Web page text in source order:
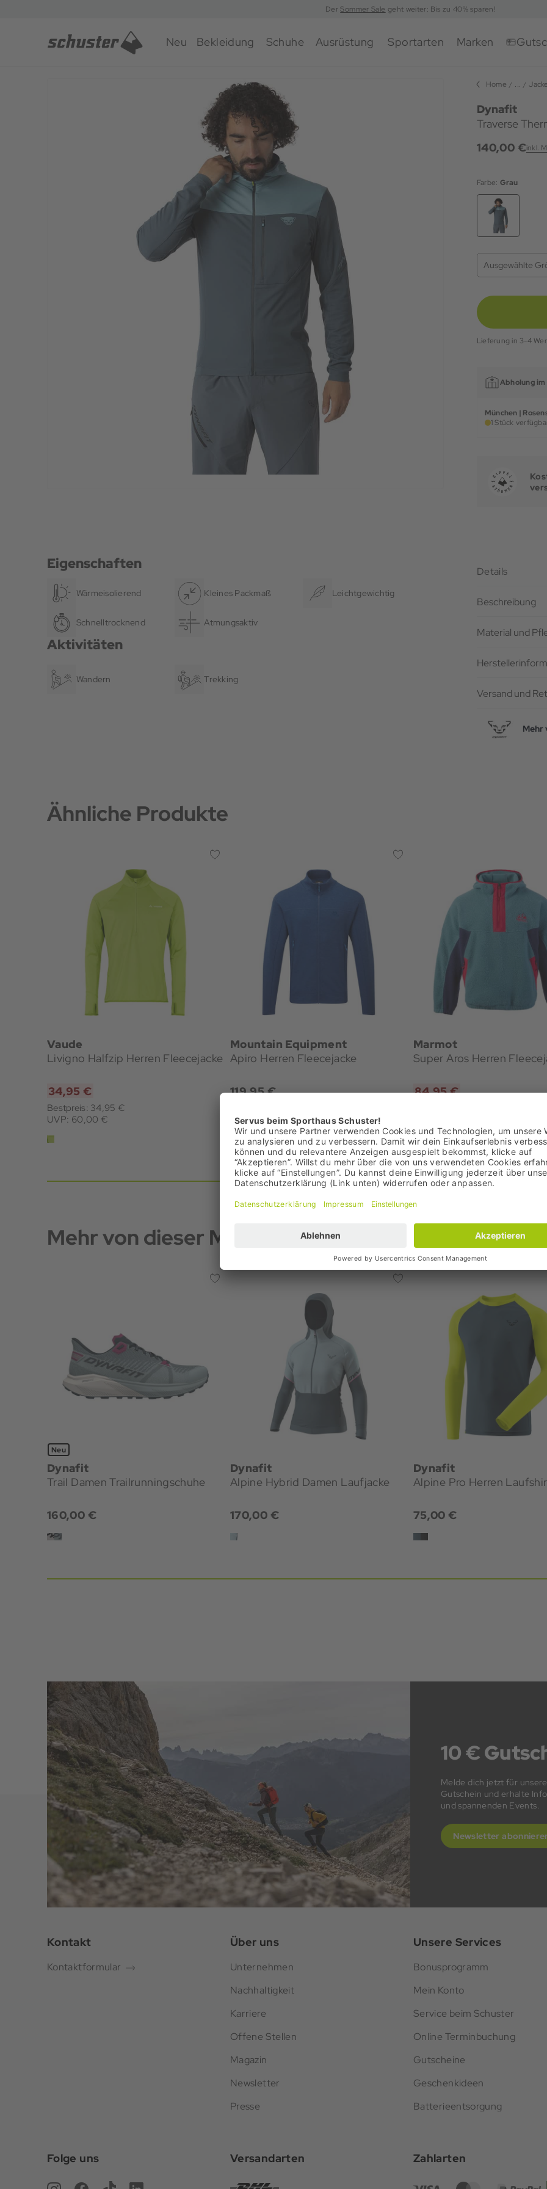
DerSommer Sale geht weiter: Bis zu 40% sparen!
Neu Bekleidung Schuhe Ausrüstung Sportarten Marken
Home ...
Dynafit
Traverse
140,00 €inkl.
Farbe: Grau
Ausgewählte
Lieferung in 3-4
Abholung im
München |
1 Stück
Eigenschaften
Wärmeisolierend Kleines Packmaß Leichtgewichtig
Schnelltrocknend Atmungsaktiv
Aktivitäten
Wandern Trekking
Details
Beschreibung
Material und
Versand und
Mehr
Ähnliche Produkte
Vaude
Livigno Halfzip Herren Fleecejacke
34,95 €
Bestpreis: 34,95 €
UVP: 60,00 €
Mountain Equipment
Apiro Herren Fleecejacke
119,95 €
Marmot
Super Aros Herren
84,95 €
Mehr von dieser Marke
Neu
Dynafit
Trail Damen Trailrunningschuhe
160,00 €
Dynafit
Alpine Hybrid Damen Laufjacke
170,00 €
Dynafit
Alpine Pro Herren
75,00 €
10 €
Melde dich jetzt für
Gutschein und erhalte
und spannenden Events.
Newsletter
Kontakt
Kontaktformular
Über uns
Unternehmen
Nachhaltigkeit
Karriere
Offene Stellen
Magazin
Newsletter
Presse
Unsere Services
Bonusprogramm
Mein Konto
Service beim Schuster
Online Terminbuchung
Gutscheine
Geschenkideen
Batterieentsorgung
Folge uns Versandarten Zahlarten